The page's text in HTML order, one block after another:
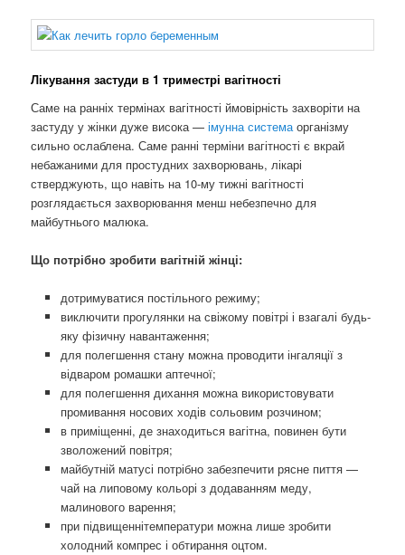
Лікування застуди в 1 триместрі вагітності
Саме на ранніх термінах вагітності ймовірність захворіти на
застуду у жінки дуже висока —імунна системаорганізму
сильно ослаблена. Саме ранні терміни вагітності є вкрай
небажаними для простудних захворювань, лікарі
стверджують, що навіть на 10-му тижні вагітності
розглядається захворювання менш небезпечно для
майбутнього малюка.
Що потрібно зробити вагітній жінці:
дотримуватися постільного режиму;
виключити прогулянки на свіжому повітрі і взагалі будь-
яку фізичну навантаження;
для полегшення стану можна проводити інгаляції з
відваром ромашки аптечної;
для полегшення дихання можна використовувати
промивання носових ходів сольовим розчином;
в приміщенні, де знаходиться вагітна, повинен бути
зволожений повітря;
майбутній матусі потрібно забезпечити рясне пиття —
чай ​​на липовому кольорі з додаванням меду,
малинового варення;
при підвищеннітемператури можна лише зробити
холодний компрес і обтирання оцтом.